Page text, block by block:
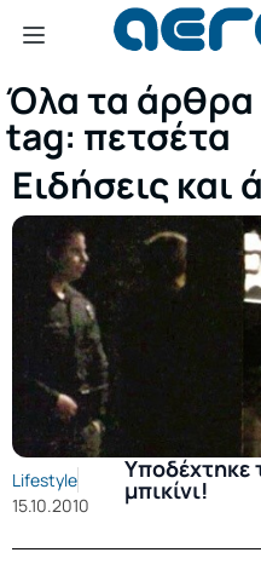
Όλα τα άρθρα
tag: πετσέτα
Ειδήσεις
Lifestyle
15.10.2010
Υποδέχτηκε
μπικίνι!